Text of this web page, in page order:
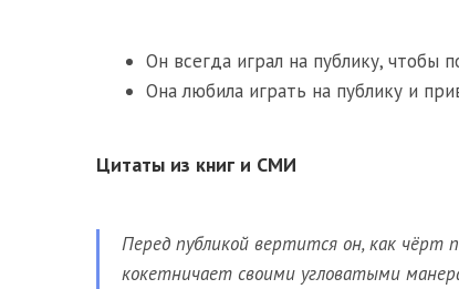
Он всегда играл на публику, чтобы
Она любила играть на публику и
Цитаты из книг и СМИ
Перед публикой вертится он, как чёрт
кокетничает своими угловатыми